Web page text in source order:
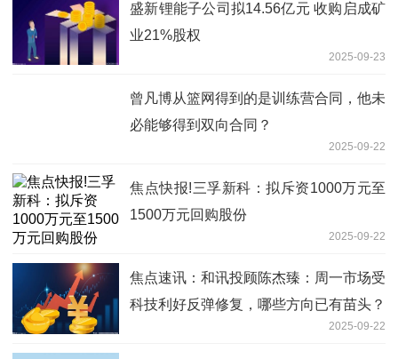
盛新锂能子公司拟14.56亿元 收购启成矿
业21%股权
2025-09-23
曾凡博从篮网得到的是训练营合同，他未
必能够得到双向合同？
2025-09-22
焦点快报!三孚新科：拟斥资1000万元至
1500万元回购股份
2025-09-22
焦点速讯：和讯投顾陈杰臻：周一市场受
科技利好反弹修复，哪些方向已有苗头？
2025-09-22